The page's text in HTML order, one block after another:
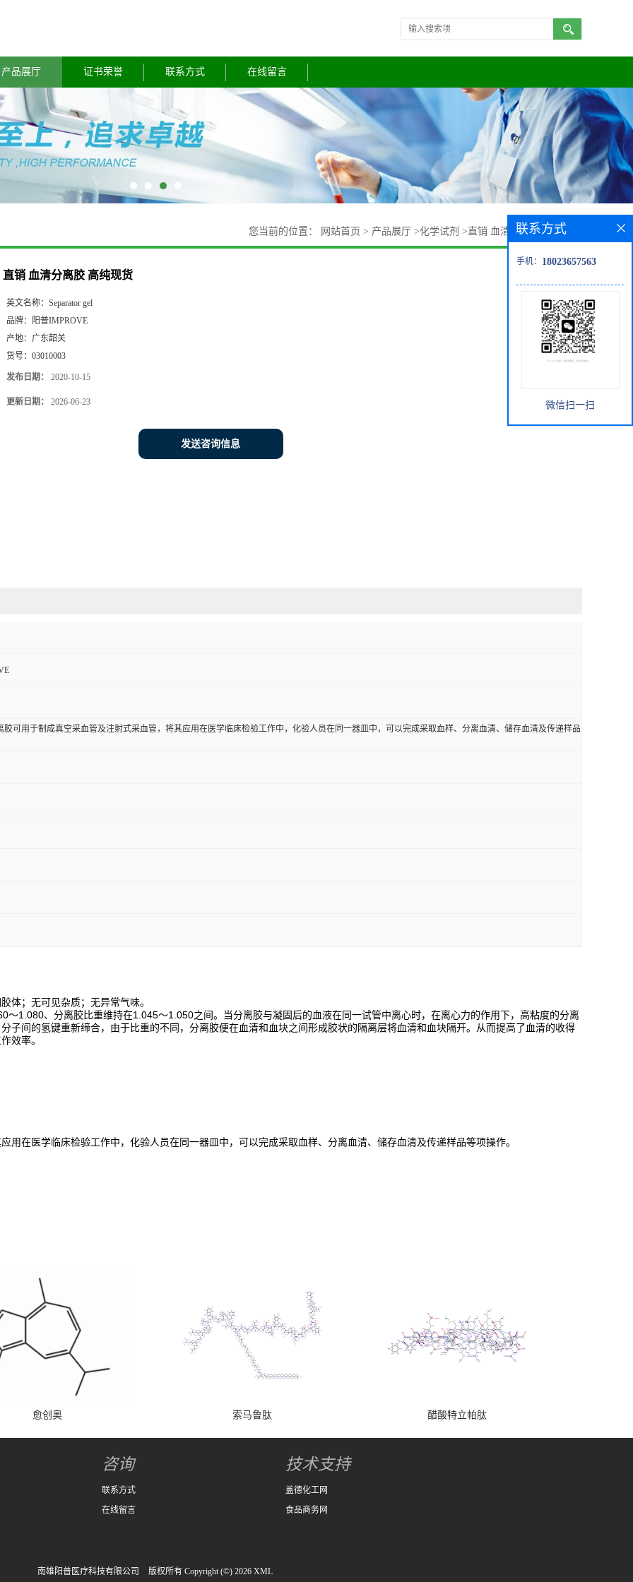
产品展厅 证书荣誉 联系方式 在线留言
您当前的位置： 网站首页 > 产品展厅 >化学试剂 > 直销 血清分离胶 高纯现货
直销 血清分离胶 高纯现货
英文名称： Separator gel
品牌：
阳普IMPROVE
产地： 广东韶关
货号： 03010003
发布日期： 2020-10-15
更新日期： 2026-06-23
发送咨询信息
胶可用于制成真空采血管及注射式采血管，将其应用在医学临床检验工作中，化验人员在同一器皿中，可以完成采取血样、分离血清、储存血清及传递样品
体；无可见杂质；无异常气味。
1.080、分离胶比重维持在1.045～1.050之间。当分离胶与凝固后的血液在同一试管中离心时，在离心力的作用下，高粘度的分离
子间的氢键重新缔合，由于比重的不同，分离胶便在血清和血块之间形成胶状的隔离层将血清和血块隔开。从而提高了血清的收得
效率。
用在医学临床检验工作中，化验人员在同一器皿中，可以完成采取血样、分离血清、储存血清及传递样品等项操作。
愈创奥 索马鲁肽 醋酸特立帕肽
联系方式
手机： 18023657563
微信扫一扫
咨询
联系方式
在线留言
技术支持
盖德化工网
食品商务网
南雄阳普医疗科技有限公司 版权所有 Copyright (©) 2026 XML